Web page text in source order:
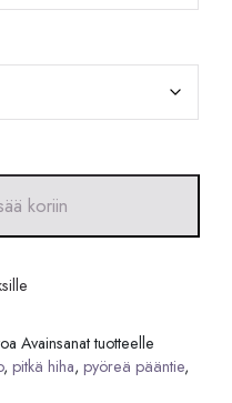
koriin
Avainsanat tuotteelle
,pitkä hiha,pyöreä pääntie,